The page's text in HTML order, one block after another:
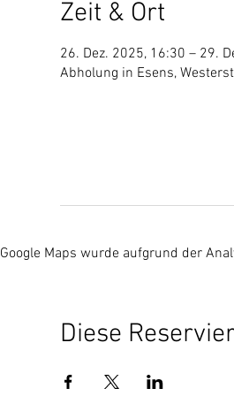
Zeit & Ort
26. Dez. 2025, 16:30 – 29.
Abholung in Esens,
Google Maps wurde aufgrund der
Diese